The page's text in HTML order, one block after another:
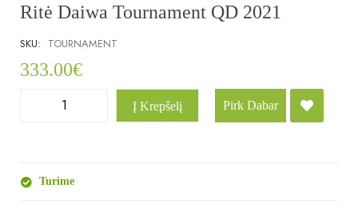
Ritė Daiwa Tournament QD 2021
SKU: TOURNAMENT
333.00€
Į Krepšelį Pirk Dabar
Turime